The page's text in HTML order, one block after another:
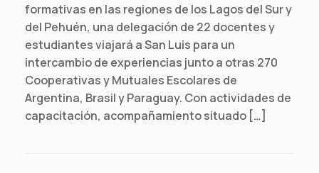
formativas en las regiones de los Lagos del Sur y
del Pehuén, una delegación de 22 docentes y
estudiantes viajará a San Luis para un
intercambio de experiencias junto a otras 270
Cooperativas y Mutuales Escolares de
Argentina, Brasil y Paraguay. Con actividades de
capacitación, acompañamiento situado […]